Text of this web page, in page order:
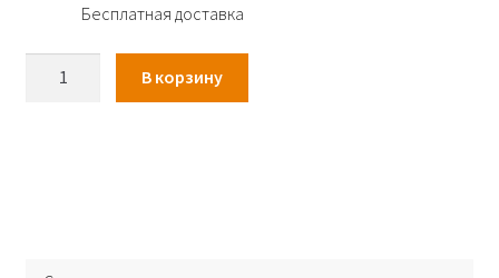
Бесплатная доставка
В корзину